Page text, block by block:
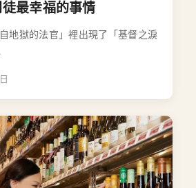
最幸福的事情
地獄的法官」裡出現了「基督之淚